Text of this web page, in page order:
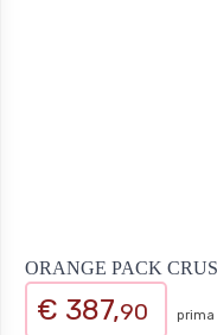
ORANGE PACK
€ 387,90 prima